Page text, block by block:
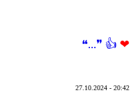
❝...❞ 👍 ❤
27.10.2024 - 20:42